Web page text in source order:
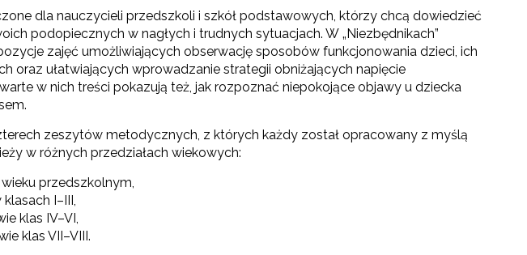
dla nauczycieli przedszkoli i szkół podstawowych, którzy chcą dowiedzieć
podopiecznych w nagłych i trudnych sytuacjach. W „Niezbędnikach”
zajęć umożliwiających obserwację sposobów funkcjonowania dzieci, ich
oraz ułatwiających wprowadzanie strategii obniżających napięcie
w nich treści pokazują też, jak rozpoznać niepokojące objawy u dziecka
zeszytów metodycznych, z których każdy został opracowany z myślą
w różnych przedziałach wiekowych:
przedszkolnym,
I–III,
klas IV–VI,
klas VII–VIII.